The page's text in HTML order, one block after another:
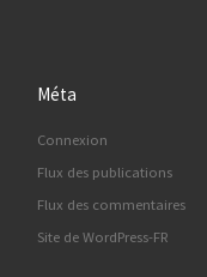
Méta
Connexion
Flux des publications
Flux des commentaires
Site de WordPress-FR